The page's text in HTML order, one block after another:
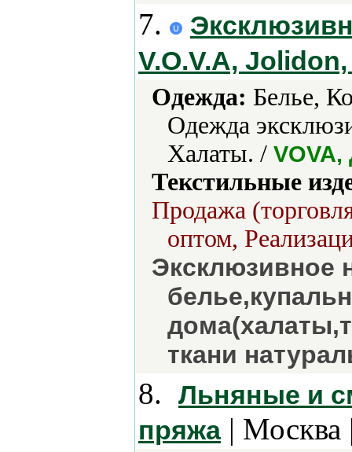
7.
V.O.V.A,
Одежда: Белье,
Одежда
Халаты. /
Текстильные
Продажа
оптом,
Эксклюзивное
ткани
8.
Льняные и
пряжа|